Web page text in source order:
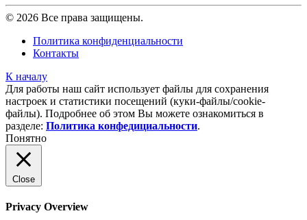
© 2026 Все права защищены.
Политика конфиденциальности
Контакты
К началу
Для работы наш сайт использует файлы для сохранения
настроек и статистики посещений (куки‑файлы/cookie-
файлы). Подробнее об этом Вы можете ознакомиться в
разделе: Политика конфедициальности.
Понятно
Close
Privacy Overview